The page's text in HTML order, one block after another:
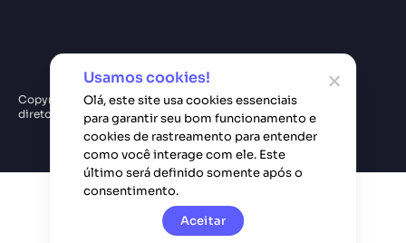
Copyright © Softplan. Todos
diretos reservados.
Política de privacidade
Usamos cookies!
Olá, este site usa cookies essenciais
para garantir seu bom funcionamento e
cookies de rastreamento para entender
como você interage com ele. Este
último será definido somente após o
consentimento.
Aceitar